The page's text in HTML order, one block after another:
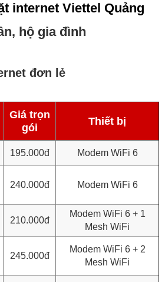
internet Viettel Quảng
hộ gia đình
đơn lẻ
Giá trọn
gói
Thiết bị
195.000đ Modem WiFi 6
240.000đ Modem WiFi 6
210.000đ
Modem WiFi 6 + 1
Mesh WiFi
245.000đ
Modem WiFi 6 + 2
Mesh WiFi